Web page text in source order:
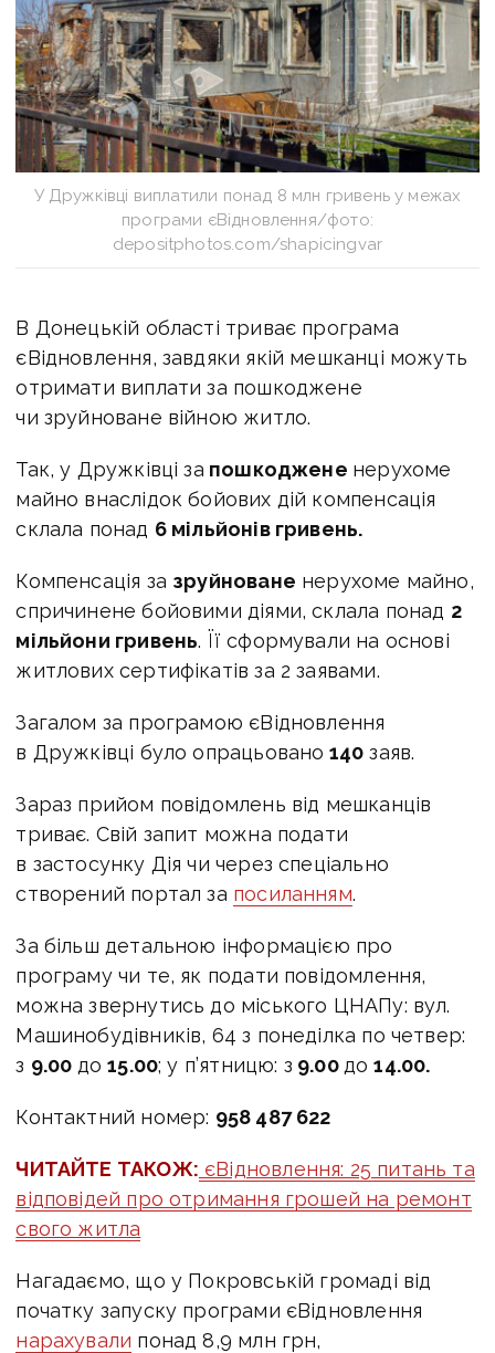
У Дружківці виплатили понад 8 млн гривень у межах
програми єВідновлення/фото:
depositphotos.com/shapicingvar
В Донецькій області триває програма
єВідновлення, завдяки якій мешканці можуть
отримати виплати за пошкоджене
чи зруйноване війною житло.
Так, у Дружківціза пошкоджене нерухоме
майно внаслідок бойових дій компенсація
склала понад 6 мільйонів гривень.
Компенсація за зруйноване нерухоме майно,
спричинене бойовими діями, склала понад 2
мільйони гривень. Її сформували на основі
житлових сертифікатів за 2 заявами.
Загалом за програмою єВідновлення
в Дружківці було опрацьовано 140 заяв.
Зараз прийом повідомлень від мешканців
триває. Свій запит можна подати
в застосунку Дія чи через спеціально
створений портал за посиланням.
За більш детальною інформацією про
програму чи те, як подати повідомлення,
можна звернутись до міського ЦНАПу: вул.
Машинобудівників, 64 з понеділка по четвер:
з 9.00 до15.00; у п’ятницю: з 9.00 до14.00.
Контактний номер: 958 487 622
ЧИТАЙТЕ ТАКОЖ: єВідновлення: 25 питань та
відповідей про отримання грошей на ремонт
свого житла
Нагадаємо, що у Покровській громаді від
початку запуску програми єВідновлення
нарахували понад 8,9 млн грн,